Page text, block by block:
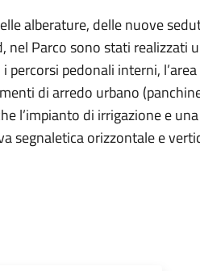
alberature, delle nuove
nel Parco sono stati realizzati
percorsi pedonali interni,
di arredo urbano
l’impianto di irrigazione e
segnaletica orizzontale e